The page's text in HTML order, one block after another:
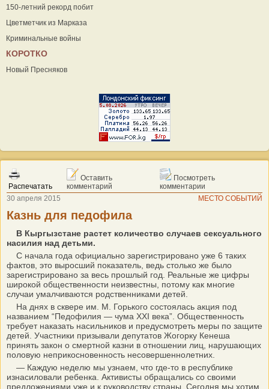
150-летний рекорд побит
Цветметчик из Марказа
Криминальные войны
КОРОТКО
Новый Пресняков
Распечатать
Оставить
комментарий
Посмотреть
комментарии
30 апреля 2015
МЕСТО СОБЫТИЙ
Казнь для педофила
В Кыргызстане растет количество случаев сексуального
насилия над детьми.
С начала года официально зарегистрировано уже 6 таких
фактов, это выросший показатель, ведь столько же было
зарегистрировано за весь прошлый год. Реальные же цифры
широкой общественности неизвестны, потому как многие
случаи умалчиваются родственниками детей.
На днях в сквере им. М. Горького состоялась акция под
названием “Педофилия — чума XXI века”. Общественность
требует наказать насильников и предусмотреть меры по защите
детей. Участники призывали депутатов Жогорку Кенеша
принять закон о смертной казни в отношении лиц, нарушающих
половую неприкосновенность несовершеннолетних.
— Каждую неделю мы узнаем, что где-то в республике
изнасиловали ребенка. Активисты обращались со своими
предложениями уже и к руководству страны. Сегодня мы хотим